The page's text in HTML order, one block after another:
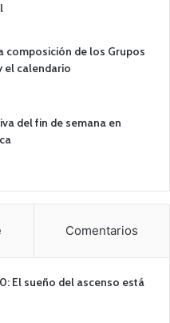
composición de los Grupos
el calendario
del fin de semana en
Comentarios
El sueño del ascenso está